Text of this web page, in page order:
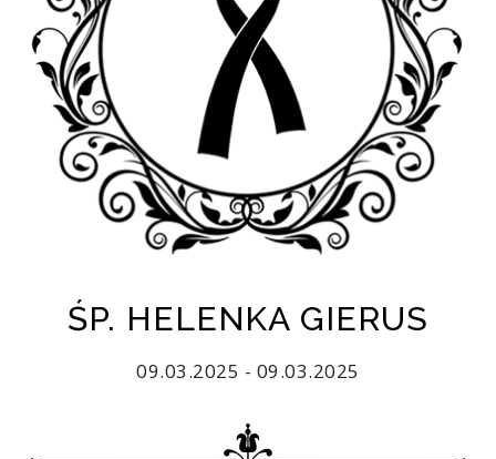
ŚP. HELENKA GIERUS
09.03.2025 - 09.03.2025